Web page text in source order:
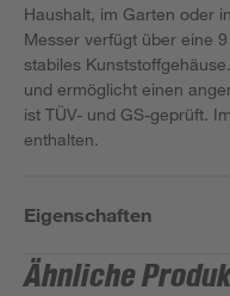
Haushalt, im Garten oder
Messer verfügt über eine
stabiles
und ermöglicht einen
ist TÜV- und GS-geprüft.
enthalten.
Eigenschaften
Ähnliche